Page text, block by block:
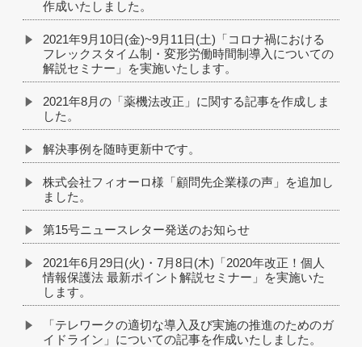
作成いたしました。
2021年9月10日(金)~9月11日(土)「コロナ禍における
フレックスタイム制・変形労働時間制導入についての
解説セミナー」を実施いたします。
2021年8月の「薬機法改正」に関する記事を作成しま
した。
解決事例を随時更新中です。
株式会社フィオーロ様「顧問先企業様の声」を追加し
ました。
第15号ニュースレター発送のお知らせ
2021年6月29日(火)・7月8日(木)「2020年改正！個人
情報保護法 最新ポイント解説セミナー」を実施いた
します。
「テレワークの適切な導入及び実施の推進のためのガ
イドライン」についての記事を作成いたしました。